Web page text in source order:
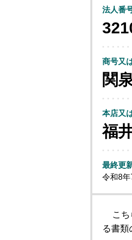
法人番
商号又
関
本店又
福
最終更
令和8年
こ
る書類